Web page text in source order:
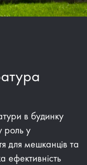
в будинку
роль у
для мешканців та
ефективність